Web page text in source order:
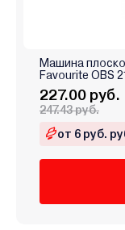
Машина
Favourite OBS
227.00 руб.
247.43 руб.
от 6 руб.